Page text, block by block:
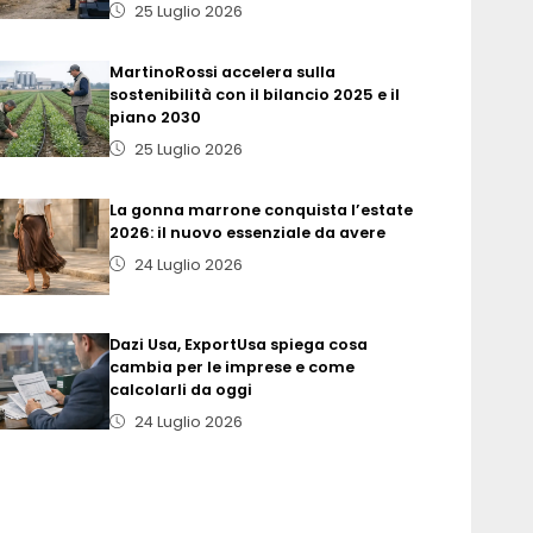
25 Luglio 2026
MartinoRossi accelera sulla
sostenibilità con il bilancio 2025 e il
piano 2030
25 Luglio 2026
La gonna marrone conquista l’estate
2026: il nuovo essenziale da avere
24 Luglio 2026
Dazi Usa, ExportUsa spiega cosa
cambia per le imprese e come
calcolarli da oggi
24 Luglio 2026